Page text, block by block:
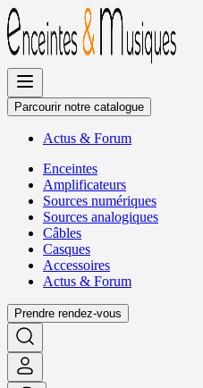
Allez
au
contenu
Parcourir notre catalogue
Actus & Forum
Enceintes
Amplificateurs
Sources numériques
Sources analogiques
Câbles
Casques
Accessoires
Actus & Forum
Prendre rendez-vous